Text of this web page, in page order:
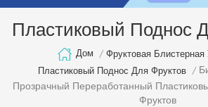
Пластиковый Поднос
Дом / Фруктовая Блистерная
Пластиковый Поднос Для Фруктов /
Прозрачный Переработанный
Фруктов